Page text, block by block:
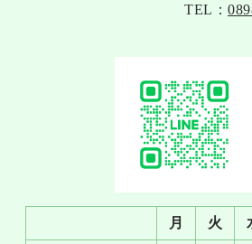
TEL：
月 火